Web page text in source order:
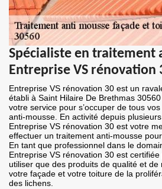
Spécialiste en traitement
Entreprise VS rénovation
Entreprise VS rénovation 30 est un
établi à Saint Hilaire De Brethmas
votre service pour s’occuper de tous
anti-mousse. En activité depuis
Entreprise VS rénovation 30 est votre
effectuer un traitement anti-mousse
En tant que professionnel dans le
Entreprise VS rénovation 30 est
utiliser que des produits de qualité et
votre façade et votre toiture de la
des lichens.